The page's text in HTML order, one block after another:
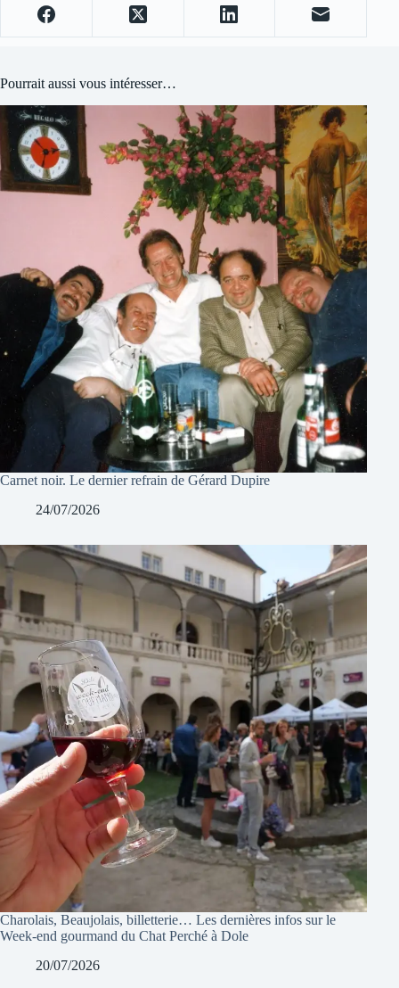
Pourrait aussi vous intéresser…
Carnet noir. Le dernier refrain de Gérard Dupire
24/07/2026
Charolais, Beaujolais, billetterie… Les dernières infos sur le
Week-end gourmand du Chat Perché à Dole
20/07/2026